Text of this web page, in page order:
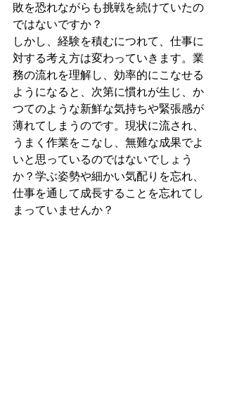
敗を恐れながらも挑戦を続けていたの
ではないですか？
しかし、経験を積むにつれて、仕事に
対する考え方は変わっていきます。業
務の流れを理解し、効率的にこなせる
ようになると、次第に慣れが生じ、か
つてのような新鮮な気持ちや緊張感が
薄れてしまうのです。現状に流され、
うまく作業をこなし、無難な成果でよ
いと思っているのではないでしょう
か？学ぶ姿勢や細かい気配りを忘れ、
仕事を通して成長することを忘れてし
まっていませんか？